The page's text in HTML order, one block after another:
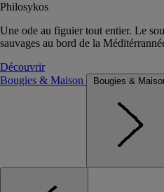
Philosykos
Une ode au figuier tout entier. Le
sauvages au bord de la
Découvrir
Bougies & Maison
Bougies &